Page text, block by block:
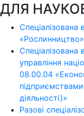
ДЛЯ
Спеціалізована
«Рослинництво»
управління
08.00.04
діяльності)»
Разові